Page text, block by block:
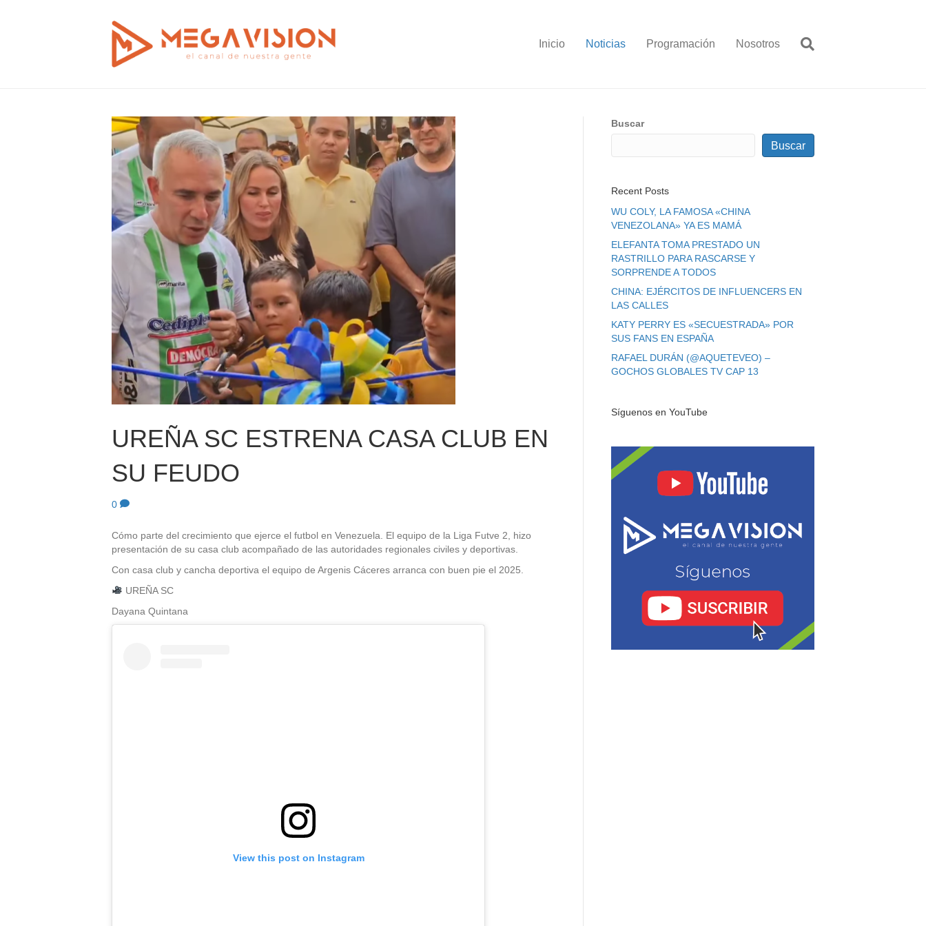
Inicio Noticias Programación Nosotros
UREÑA SC ESTRENA CASA CLUB EN
SU FEUDO
0
Cómo parte del crecimiento que ejerce el futbol en Venezuela. El equipo de la Liga Futve 2, hizo
presentación de su casa club acompañado de las autoridades regionales civiles y deportivas.
Con casa club y cancha deportiva el equipo de Argenis Cáceres arranca con buen pie el 2025.
UREÑA SC
Dayana Quintana
View this post on Instagram
Buscar
Buscar
Recent Posts
WU COLY, LA FAMOSA «CHINA
VENEZOLANA» YA ES MAMÁ
ELEFANTA TOMA PRESTADO UN
RASTRILLO PARA RASCARSE Y
SORPRENDE A TODOS
CHINA: EJÉRCITOS DE INFLUENCERS EN
LAS CALLES
KATY PERRY ES «SECUESTRADA» POR
SUS FANS EN ESPAÑA
RAFAEL DURÁN (@AQUETEVEO) –
GOCHOS GLOBALES TV CAP 13
Síguenos en YouTube